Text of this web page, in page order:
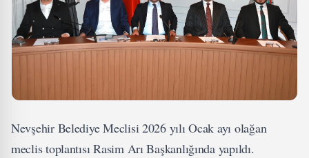
Nevşehir Belediye Meclisi 2026 yılı Ocak ayı olağan
meclis toplantısı Rasim Arı Başkanlığında yapıldı.